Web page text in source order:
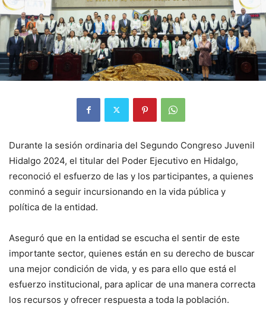
Durante la sesión ordinaria del Segundo Congreso Juvenil
Hidalgo 2024, el titular del Poder Ejecutivo en Hidalgo,
reconoció el esfuerzo de las y los participantes, a quienes
conminó a seguir incursionando en la vida pública y
política de la entidad.
Aseguró que en la entidad se escucha el sentir de este
importante sector, quienes están en su derecho de buscar
una mejor condición de vida, y es para ello que está el
esfuerzo institucional, para aplicar de una manera correcta
los recursos y ofrecer respuesta a toda la población.